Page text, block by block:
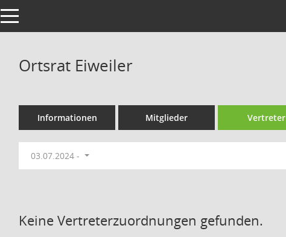
Toggle navigation
Ortsrat Eiweiler
Informationen Mitglieder Vertreter
03.07.2024 -
Keine Vertreterzuordnungen gefunden.